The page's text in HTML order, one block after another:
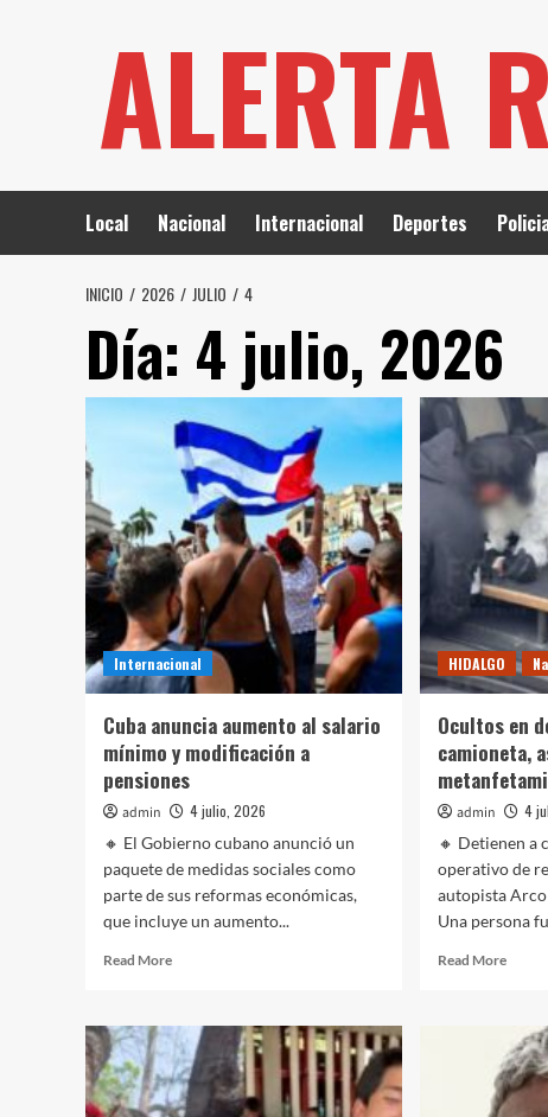
ALERTA
Local Nacional Internacional Deportes
INICIO 2026 JULIO 4
Día: 4 julio, 2026
Internacional
Cuba anuncia aumento al salario
mínimo y modificación a
pensiones
admin
4 julio, 2026
🔸 El Gobierno cubano anunció un
paquete de medidas sociales como
parte de sus reformas económicas,
que incluye un aumento...
Read MoreRead
Cuba
anuncia
aumento
al
HIDALGO
Ocultos en
camioneta,
admin
4
🔸 Detienen a
operativo de
autopista
Una persona
Read MoreRead
en
doble
fondo